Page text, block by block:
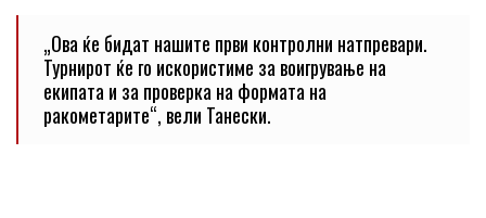
„Ова ќе бидат нашите први контролни натпревари.
Турнирот ќе го искористиме за воигрување на
екипата и за проверка на формата на
ракометарите“, вели Танески.